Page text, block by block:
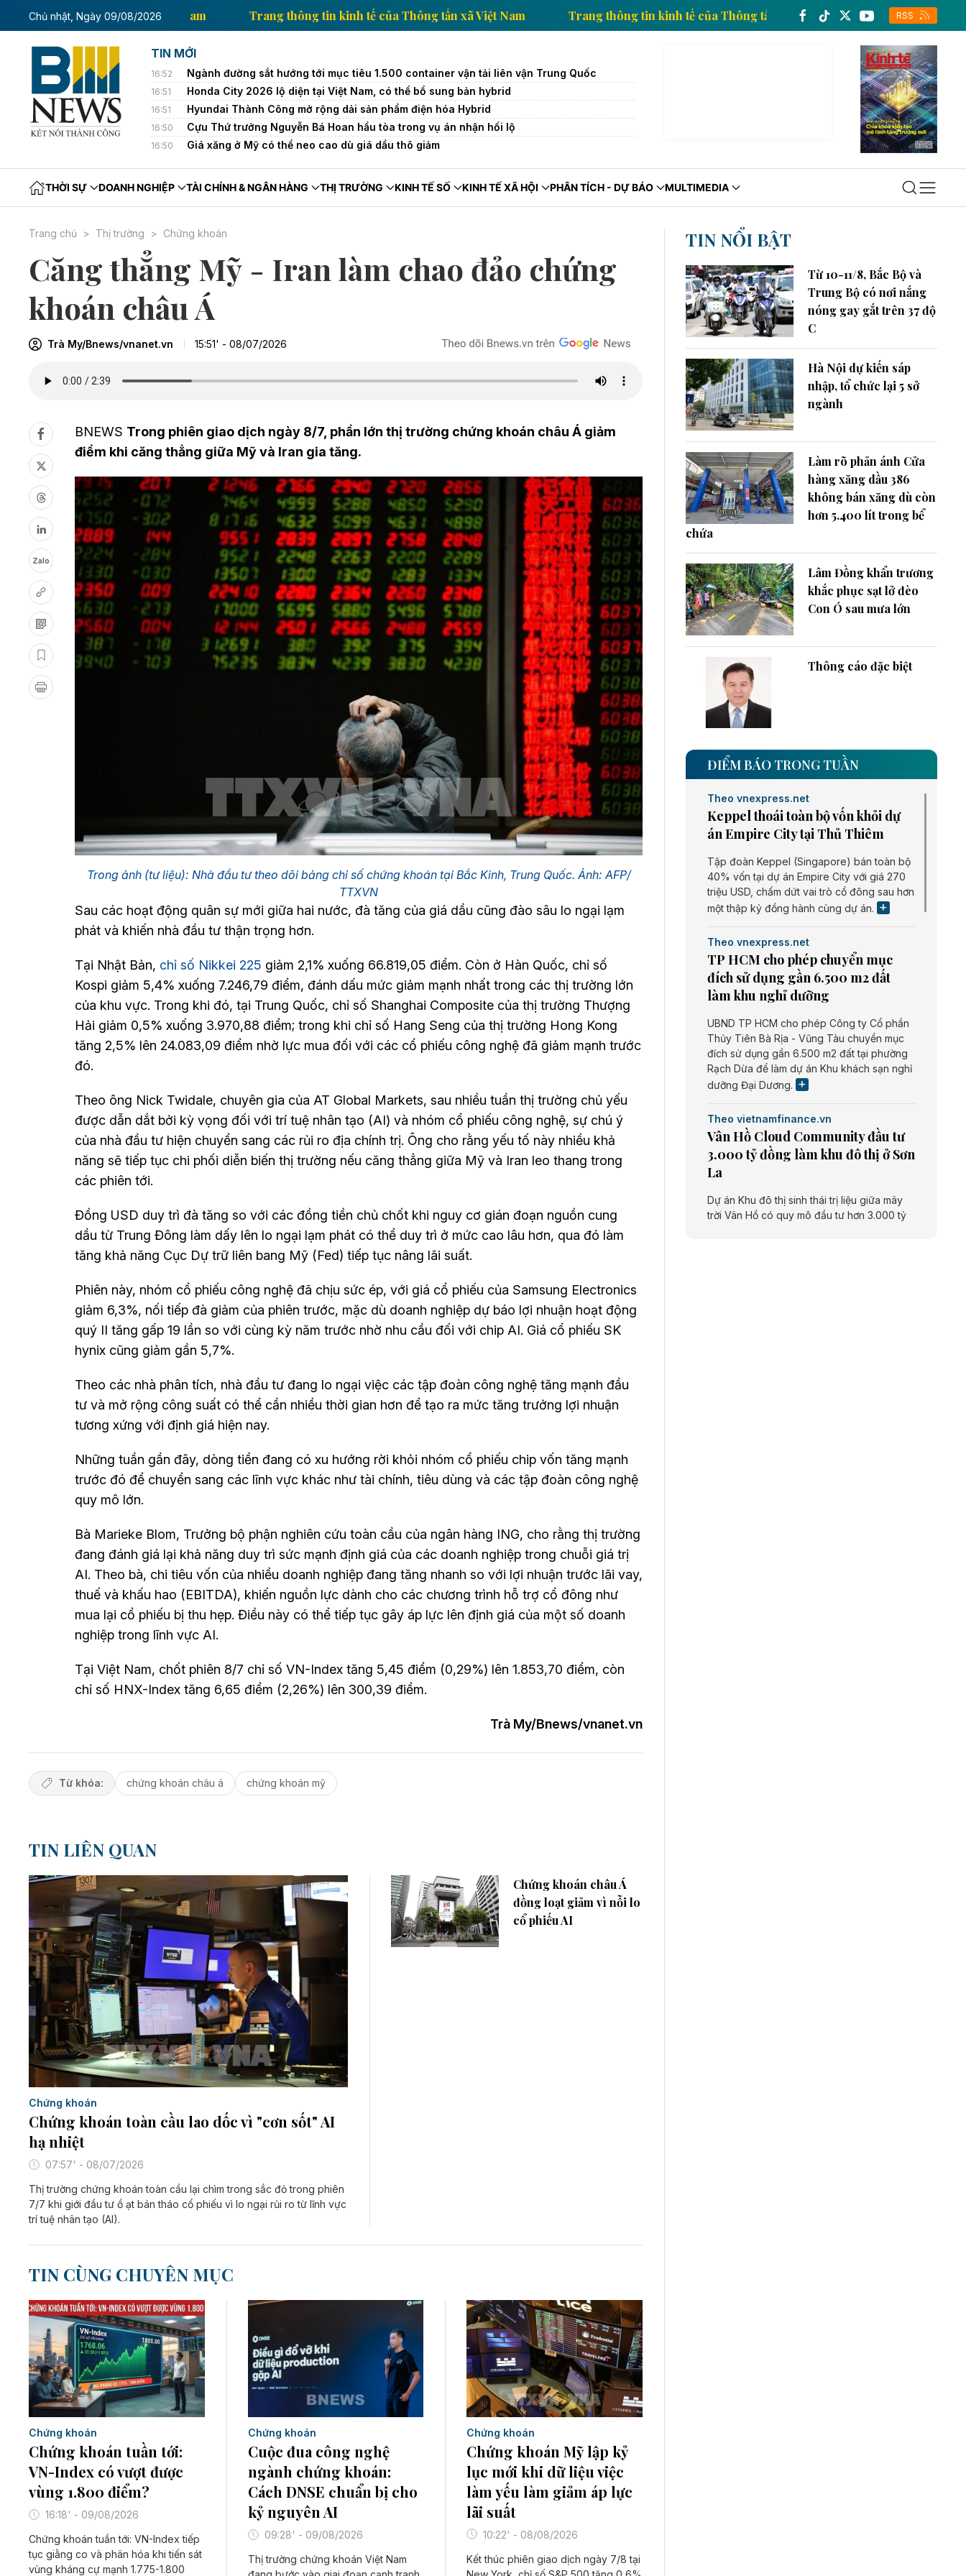
Chủ nhật, Ngày 09/08/2026
thông tin kinh tế của Thông tấn xã Việt Nam Trang thông tin kinh tế của Thông tấn xã Việt Nam Trang thông tin kinh tế của Thông tấn xã Việt NamRSS
TIN MỚI
16:52 Ngành đường sắt hướng tới mục tiêu 1.500 container vận tải liên vận Trung Quốc
16:51 Honda City 2026 lộ diện tại Việt Nam, có thể bổ sung bản hybrid
16:51 Hyundai Thành Công mở rộng dải sản phẩm điện hóa Hybrid
16:50 Cựu Thứ trưởng Nguyễn Bá Hoan hầu tòa trong vụ án nhận hối lộ
16:50 Giá xăng ở Mỹ có thể neo cao dù giá dầu thô giảm
THỜI SỰ DOANH NGHIỆP TÀI CHÍNH & NGÂN HÀNG THỊ TRƯỜNG KINH TẾ SỐ KINH TẾ XÃ HỘI PHÂN TÍCH - DỰ BÁO MULTIMEDIA
Trang chủ Thị trường Chứng khoán
Căng thẳng Mỹ - Iran làm chao đảo chứng
khoán châu Á
Trà My/Bnews/vnanet.vn 15:51' - 08/07/2026
Zalo
BNEWS Trong phiên giao dịch ngày 8/7, phần lớn thị trường chứng khoán châu Á giảm
điểm khi căng thẳng giữa Mỹ và Iran gia tăng.
Trong ảnh (tư liệu): Nhà đầu tư theo dõi bảng chỉ số chứng khoán tại Bắc Kinh, Trung Quốc. Ảnh: AFP/
TTXVN
Sau các hoạt động quân sự mới giữa hai nước, đà tăng của giá dầu cũng đào sâu lo ngại lạm
phát và khiến nhà đầu tư thận trọng hơn.
Tại Nhật Bản, chỉ số Nikkei 225 giảm 2,1% xuống 66.819,05 điểm. Còn ở Hàn Quốc, chỉ số
Kospi giảm 5,4% xuống 7.246,79 điểm, đánh dấu mức giảm mạnh nhất trong các thị trường lớn
của khu vực. Trong khi đó, tại Trung Quốc, chỉ số Shanghai Composite của thị trường Thượng
Hải giảm 0,5% xuống 3.970,88 điểm; trong khi chỉ số Hang Seng của thị trường Hong Kong
tăng 2,5% lên 24.083,09 điểm nhờ lực mua đối với các cổ phiếu công nghệ đã giảm mạnh trước
đó.
Theo ông Nick Twidale, chuyên gia của AT Global Markets, sau nhiều tuần thị trường chủ yếu
được dẫn dắt bởi kỳ vọng đối với trí tuệ nhân tạo (AI) và nhóm cổ phiếu công nghệ, sự chú ý
của nhà đầu tư hiện chuyển sang các rủi ro địa chính trị. Ông cho rằng yếu tố này nhiều khả
năng sẽ tiếp tục chi phối diễn biến thị trường nếu căng thẳng giữa Mỹ và Iran leo thang trong
các phiên tới.
Đồng USD duy trì đà tăng so với các đồng tiền chủ chốt khi nguy cơ gián đoạn nguồn cung
dầu từ Trung Đông làm dấy lên lo ngại lạm phát có thể duy trì ở mức cao lâu hơn, qua đó làm
tăng khả năng Cục Dự trữ liên bang Mỹ (Fed) tiếp tục nâng lãi suất.
Phiên này, nhóm cổ phiếu công nghệ đã chịu sức ép, với giá cổ phiếu của Samsung Electronics
giảm 6,3%, nối tiếp đà giảm của phiên trước, mặc dù doanh nghiệp dự báo lợi nhuận hoạt động
quý II tăng gấp 19 lần so với cùng kỳ năm trước nhờ nhu cầu đối với chip AI. Giá cổ phiếu SK
hynix cũng giảm gần 5,7%.
Theo các nhà phân tích, nhà đầu tư đang lo ngại việc các tập đoàn công nghệ tăng mạnh đầu
tư và mở rộng công suất có thể cần nhiều thời gian hơn để tạo ra mức tăng trưởng lợi nhuận
tương xứng với định giá hiện nay.
Những tuần gần đây, dòng tiền đang có xu hướng rời khỏi nhóm cổ phiếu chip vốn tăng mạnh
trước đó để chuyển sang các lĩnh vực khác như tài chính, tiêu dùng và các tập đoàn công nghệ
quy mô lớn.
Bà Marieke Blom, Trưởng bộ phận nghiên cứu toàn cầu của ngân hàng ING, cho rằng thị trường
đang đánh giá lại khả năng duy trì sức mạnh định giá của các doanh nghiệp trong chuỗi giá trị
AI. Theo bà, chi tiêu vốn của nhiều doanh nghiệp đang tăng nhanh so với lợi nhuận trước lãi vay,
thuế và khấu hao (EBITDA), khiến nguồn lực dành cho các chương trình hỗ trợ cổ đông như
mua lại cổ phiếu bị thu hẹp. Điều này có thể tiếp tục gây áp lực lên định giá của một số doanh
nghiệp trong lĩnh vực AI.
Tại Việt Nam, chốt phiên 8/7 chỉ số VN-Index tăng 5,45 điểm (0,29%) lên 1.853,70 điểm, còn
chỉ số HNX-Index tăng 6,65 điểm (2,26%) lên 300,39 điểm.
Trà My/Bnews/vnanet.vn
Từ khóa: chứng khoán châu á chứng khoán mỹ
TIN LIÊN QUAN
Chứng khoán
Chứng khoán toàn cầu lao dốc vì "cơn sốt" AI
hạ nhiệt
07:57' - 08/07/2026
Thị trường chứng khoán toàn cầu lại chìm trong sắc đỏ trong phiên
7/7 khi giới đầu tư ồ ạt bán tháo cổ phiếu vì lo ngại rủi ro từ lĩnh vực
trí tuệ nhân tạo (AI).
Chứng khoán châu Á
đồng loạt giảm vì nỗi lo
cổ phiếu AI
TIN CÙNG CHUYÊN MỤC
Chứng khoán
Chứng khoán tuần tới:
VN-Index có vượt được
vùng 1.800 điểm?
16:18' - 09/08/2026
Chứng khoán tuần tới: VN-Index tiếp
tục giằng co và phân hóa khi tiến sát
vùng kháng cự mạnh 1.775-1.800
Chứng khoán
Cuộc đua công nghệ
ngành chứng khoán:
Cách DNSE chuẩn bị cho
kỷ nguyên AI
09:28' - 09/08/2026
Thị trường chứng khoán Việt Nam
Chứng khoán
Chứng khoán Mỹ lập kỷ
lục mới khi dữ liệu việc
làm yếu làm giảm áp lực
lãi suất
10:22' - 08/08/2026
Kết thúc phiên giao dịch ngày 7/8 tại
TIN NỔI BẬT
Từ 10-11/8, Bắc Bộ và
Trung Bộ có nơi nắng
nóng gay gắt trên 37 độ
C
Hà Nội dự kiến sáp
nhập, tổ chức lại 5 sở
ngành
Làm rõ phản ánh Cửa
hàng xăng dầu 386
không bán xăng dù còn
hơn 5.400 lít trong bể
chứa
Lâm Đồng khẩn trương
khắc phục sạt lở đèo
Con Ó sau mưa lớn
Thông cáo đặc biệt
ĐIỂM BÁO TRONG TUẦN
Theo vnexpress.net
Keppel thoái toàn bộ vốn khỏi dự
án Empire City tại Thủ Thiêm
Tập đoàn Keppel (Singapore) bán toàn bộ
40% vốn tại dự án Empire City với giá 270
triệu USD, chấm dứt vai trò cổ đông sau hơn
một thập kỷ đồng hành cùng dự án.
Theo vnexpress.net
TP HCM cho phép chuyển mục
đích sử dụng gần 6.500 m2 đất
làm khu nghỉ dưỡng
UBND TP HCM cho phép Công ty Cổ phần
Thủy Tiên Bà Rịa - Vũng Tàu chuyển mục
đích sử dụng gần 6.500 m2 đất tại phường
Rạch Dừa để làm dự án Khu khách sạn nghỉ
dưỡng Đại Dương.
Theo vietnamfinance.vn
Vân Hồ Cloud Community đầu tư
3.000 tỷ đồng làm khu đô thị ở Sơn
La
Dự án Khu đô thị sinh thái trị liệu giữa mây
trời Vân Hồ có quy mô đầu tư hơn 3.000 tỷ